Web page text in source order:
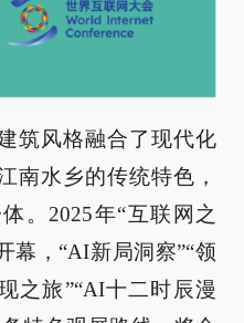
筑风格融合了现代化
南水乡的传统特色，
。2025年“互联网之
幕，“AI新局洞察”“领
之旅”“AI十二时辰漫